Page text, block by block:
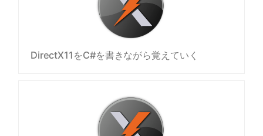
DirectX11をC#を書きながら覚えていく